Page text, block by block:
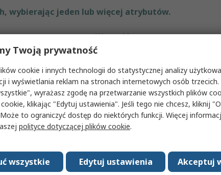
wybierając jeden lub więcej atrybutów.
Wartość
A Męski
Kabel FireWire
kabla 2m
IEEE1394 Compliant
Twoją prywatność
cookie i innych technologii do statystycznej analizy
i wyświetlania reklam na stronach internetowych osób trzecich.
wyrażasz zgodę na przetwarzanie wszystkich plików
klikając "Edytuj ustawienia". Jeśli tego nie chcesz, kliknij
to ograniczyć dostęp do niektórych funkcji. Więcej
polityce dotyczącej plików cookie.
Akceptuj
Edytuj ustawienia
wszystkie